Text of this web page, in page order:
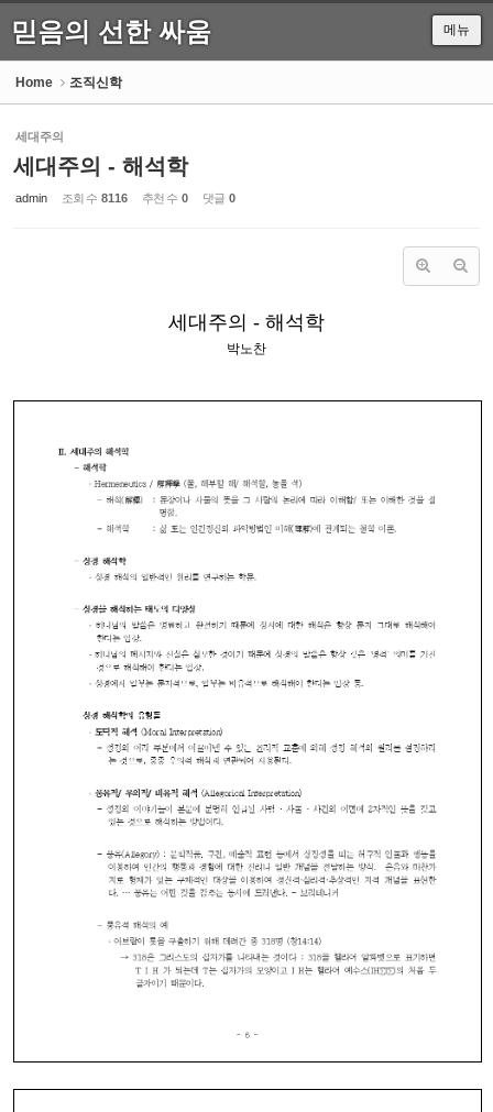
믿음의 선한 싸움 메뉴
Home 조직신학
세대주의
세대주의 - 해석학
admin 조회 수 8116 추천 수 0 댓글 0
세대주의 - 해석학
박노찬
Sketchbook5, 스케치북5